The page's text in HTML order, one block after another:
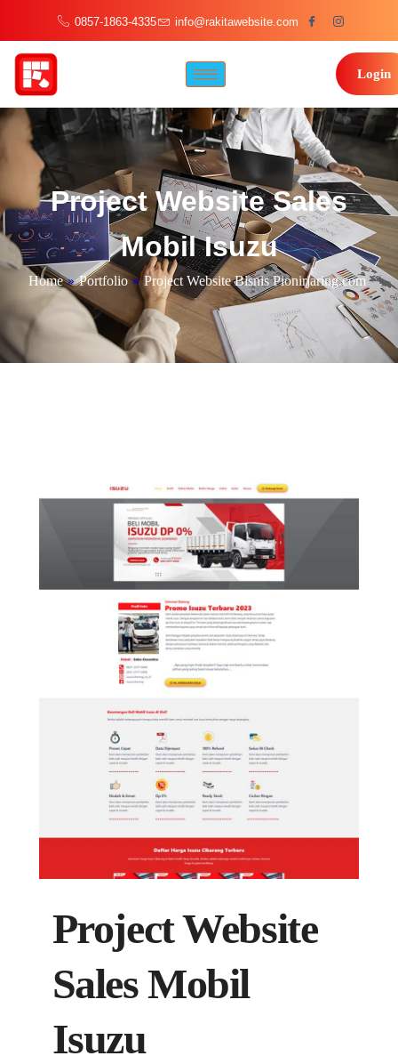
0857-1863-4335 info@rakitawebsite.com
Login
Project Website Sales
Mobil Isuzu
Home » Portfolio » Project Website Bisnis Pionirjaring.com
Project Website
Sales Mobil
Isuzu